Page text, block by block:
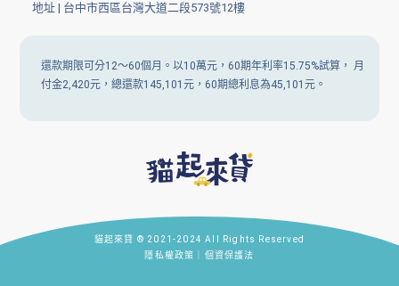
地址 | 台中市西區台灣大道二段573號12樓
還款期限可分12～60個月。以10萬元，60期年利率15.75%試算， 月
付金2,420元，總還款145,101元，60期總利息為45,101元。
貓起來貸 ® 2021-2024 All Rights Reserved
隱私權政策｜個資保護法